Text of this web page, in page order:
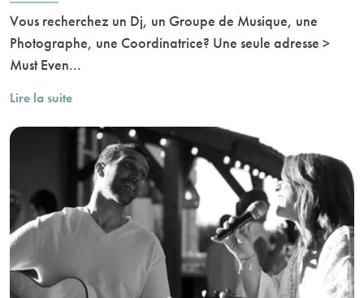
Vous recherchez un Dj, un Groupe de Musique, une
Photographe, une Coordinatrice? Une seule adresse >
Must Even...
Lire la suite